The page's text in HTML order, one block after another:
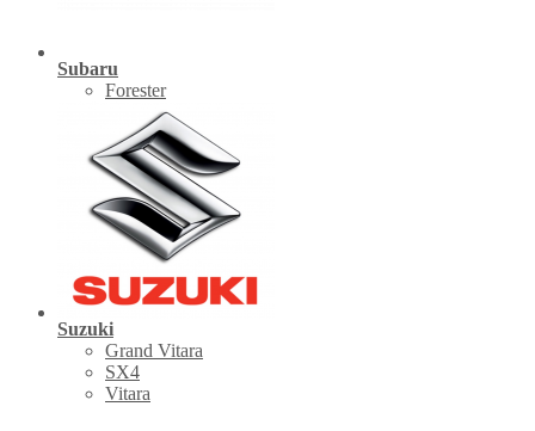
Subaru
Forester
Suzuki
Grand Vitara
SX4
Vitara